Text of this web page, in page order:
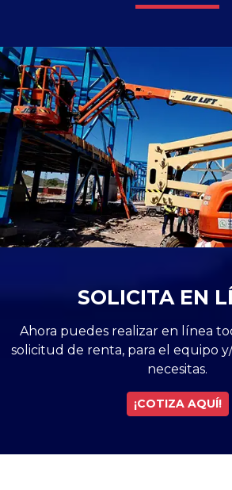
SOLICITA EN
Ahora puedes realizar en línea
solicitud de renta, para el equipo
necesitas.
¡COTIZA AQUÍ!